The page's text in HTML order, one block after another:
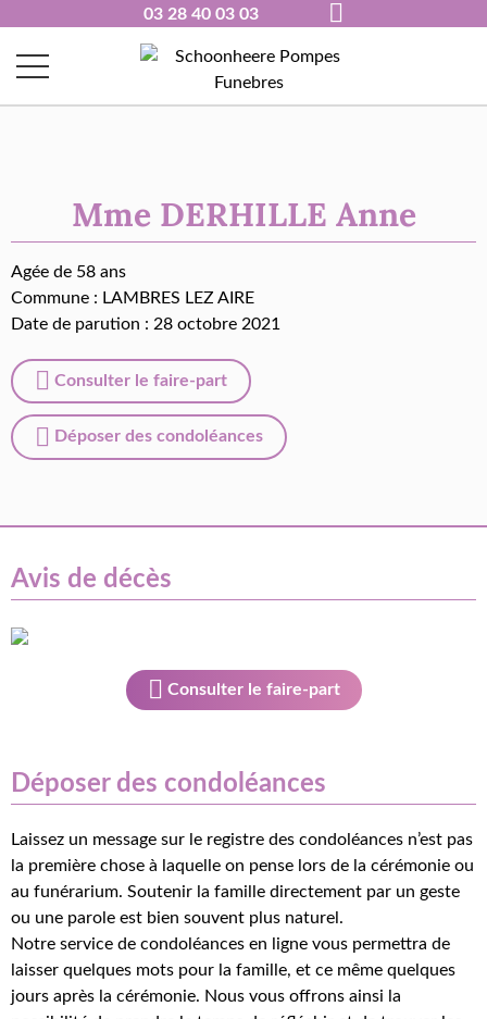
03 28 40 03 03
Mme DERHILLE Anne
Agée de 58 ans
Commune : LAMBRES LEZ AIRE
Date de parution : 28 octobre 2021
Consulter le faire-part
Déposer des condoléances
Avis de décès
Consulter le faire-part
Déposer des condoléances
Laissez un message sur le registre des condoléances n’est pas
la première chose à laquelle on pense lors de la cérémonie ou
au funérarium. Soutenir la famille directement par un geste
ou une parole est bien souvent plus naturel.
Notre service de condoléances en ligne vous permettra de
laisser quelques mots pour la famille, et ce même quelques
jours après la cérémonie. Nous vous offrons ainsi la